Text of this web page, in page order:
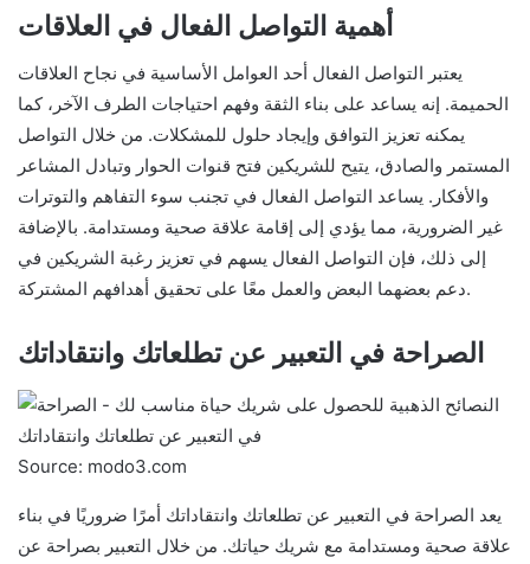
أهمية التواصل الفعال في العلاقات
يعتبر التواصل الفعال أحد العوامل الأساسية في نجاح العلاقات
الحميمة. إنه يساعد على بناء الثقة وفهم احتياجات الطرف الآخر، كما
يمكنه تعزيز التوافق وإيجاد حلول للمشكلات. من خلال التواصل
المستمر والصادق، يتيح للشريكين فتح قنوات الحوار وتبادل المشاعر
والأفكار. يساعد التواصل الفعال في تجنب سوء التفاهم والتوترات
غير الضرورية، مما يؤدي إلى إقامة علاقة صحية ومستدامة. بالإضافة
إلى ذلك، فإن التواصل الفعال يسهم في تعزيز رغبة الشريكين في
دعم بعضهما البعض والعمل معًا على تحقيق أهدافهم المشتركة.
الصراحة في التعبير عن تطلعاتك وانتقاداتك
Source: modo3.com
يعد الصراحة في التعبير عن تطلعاتك وانتقاداتك أمرًا ضروريًا في بناء
علاقة صحية ومستدامة مع شريك حياتك. من خلال التعبير بصراحة عن